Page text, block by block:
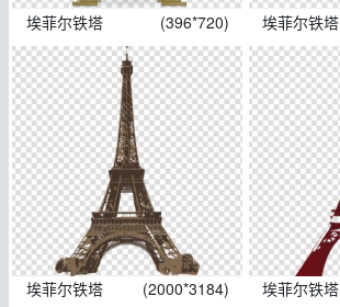
埃菲尔铁塔 (396*720) 埃菲尔铁塔
埃菲尔铁塔 (2000*3184) 埃菲尔铁塔